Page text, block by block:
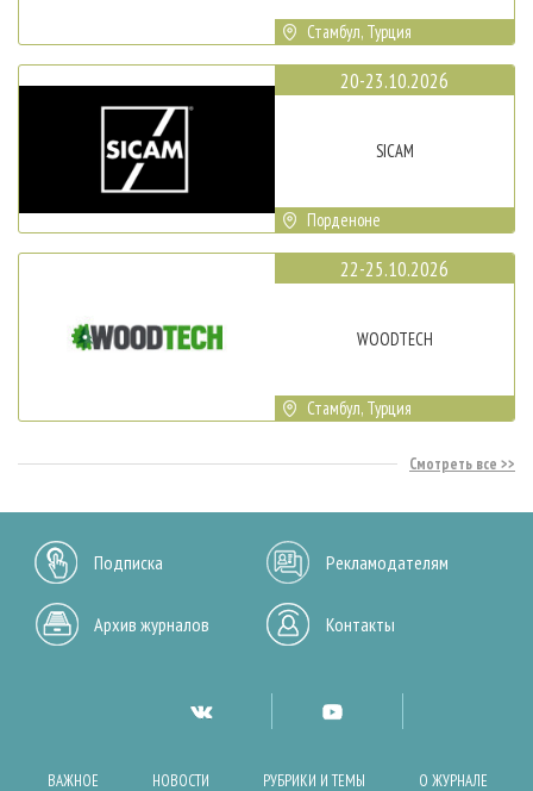
Стамбул, Турция
20-23.10.2026
SICAM
Порденоне
22-25.10.2026
WOODTECH
Стамбул, Турция
Смотреть все
Подписка Рекламодателям
Архив журналов Контакты
ВАЖНОЕ НОВОСТИ РУБРИКИ И ТЕМЫ О ЖУРНАЛЕ